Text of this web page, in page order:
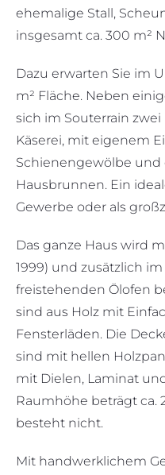
ehemalige Stall,
insgesamt ca. 300 m²
Dazu erwarten Sie im
m² Fläche. Neben
sich im Souterrain
Käserei, mit eigenem
Schienengewölbe
Hausbrunnen. Ein
Gewerbe oder als
Das ganze Haus wird
1999) und zusätzlich
freistehenden Ölofen
sind aus Holz mit
Fensterläden. Die
sind mit hellen
mit Dielen, Laminat
Raumhöhe beträgt ca.
besteht nicht.
Mit handwerklichem